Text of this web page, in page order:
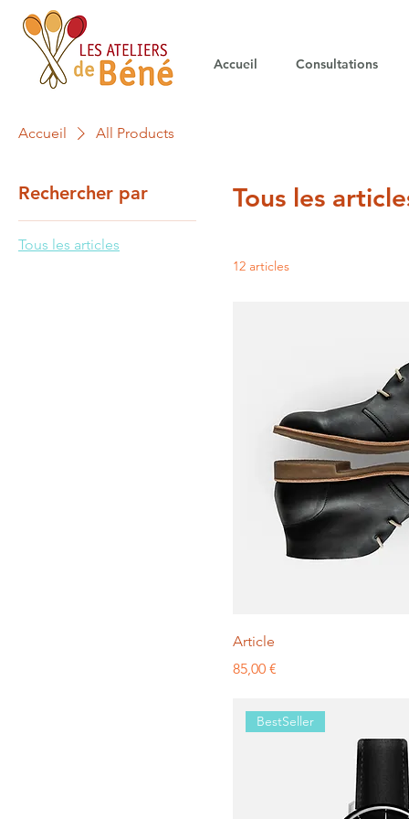
Accueil Consultations
Accueil All Products
Rechercher par
Tous les articles
Tous les
12 articles
Article
Prix
85,00 €
BestSeller